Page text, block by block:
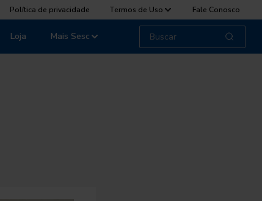
Política de privacidade Termos de Uso Fale Conosco
Loja Mais Sesc